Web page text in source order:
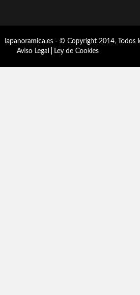
lapanoramica.es - © Copyright 2014, Todos
Aviso Legal
Ley de Cookies